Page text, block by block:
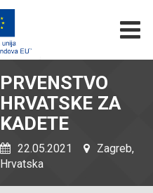
PRVENSTVO
HRVATSKE ZA
KADETE
22.05.2021
Zagreb,
Hrvatska